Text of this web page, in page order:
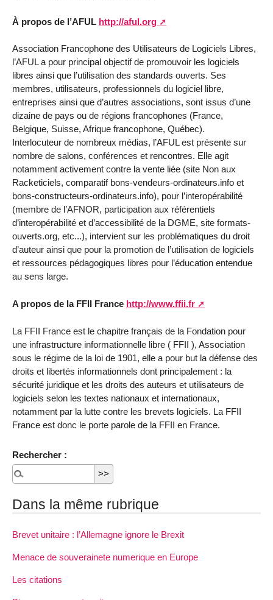
À propos de l’AFUL http://aful.org
Association Francophone des Utilisateurs de Logiciels Libres,
l’AFUL a pour principal objectif de promouvoir les logiciels
libres ainsi que l’utilisation des standards ouverts. Ses
membres, utilisateurs, professionnels du logiciel libre,
entreprises ainsi que d’autres associations, sont issus d’une
dizaine de pays ou de régions francophones (France,
Belgique, Suisse, Afrique francophone, Québec).
Interlocuteur de nombreux médias, l’AFUL est présente sur
nombre de salons, conférences et rencontres. Elle agit
notamment activement contre la vente liée (site Non aux
Racketiciels, comparatif bons-vendeurs-ordinateurs.info et
bons-constructeurs-ordinateurs.info), pour l’interopérabilité
(membre de l’AFNOR, participation aux référentiels
d’interopérabilité et d’accessibilité de la DGME, site formats-
ouverts.org, etc...), intervient sur les problématiques du droit
d’auteur ainsi que pour la promotion de l’utilisation de logiciels
et ressources pédagogiques libres pour l’éducation entendue
au sens large.
A propos de la FFII France http://www.ffii.fr
La FFII France est le chapitre français de la Fondation pour
une infrastructure informationnelle libre ( FFII ), Association
sous le régime de la loi de 1901, elle a pour but la défense des
droits et libertés informationnels dont principalement : la
sécurité juridique et les droits des auteurs et utilisateurs de
logiciels selon les textes nationaux et internationaux,
notamment par la lutte contre les brevets logiciels. La FFII
France est donc le porte parole de la FFII en France.
Rechercher :
Dans la même rubrique
Brevet unitaire : l’Allemagne ignore le Brexit
Menace de souverainete numerique en Europe
Les citations